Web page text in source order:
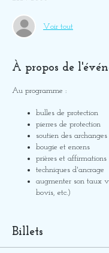
Voir tout
À propos de
Au programme :
bulles de protection
pierres de protection
soutien des archanges
bougie et encens
prières et affirmations
techniques d'ancrage
augmenter son taux
bovis, etc.)
Billets